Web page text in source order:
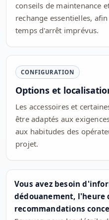
conseils de maintenance
rechange essentielles,
temps d'arrêt imprévus.
CONFIGURATION
Options et
Les accessoires et
être adaptés aux
aux habitudes des
projet.
Vous avez besoin
dédouanement, l'heure
recommandations